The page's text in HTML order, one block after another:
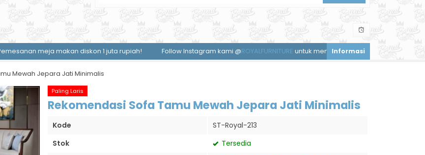
Modern Warna Putih Vi
Minimalis Terbaru Sign
makan diskon 1 juta rupiah! Follow Instagram kami @ROYALFURNITUREuntuk mendapatkan diskon spesial.
Mewah Jepara Jati Minimalis
Paling Laris
Rekomendasi Sofa Tamu Mewah Jepara Jati Minimalis
Kode
ST-Royal-213
Stok
Tersedia